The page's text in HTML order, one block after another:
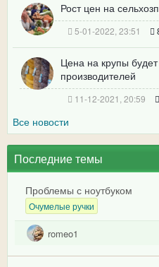
Рост цен на
5-01-2022, 23:51
Цена на крупы
производителей
11-12-2021, 20:59
Все новости
Последние темы
Проблемы с ноутбуком
Очумелые ручки
romeo1